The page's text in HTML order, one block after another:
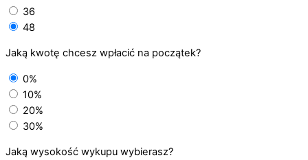
36
48
Jaką kwotę chcesz wpłacić na początek?
0%
10%
20%
30%
Jaką wysokość wykupu wybierasz?